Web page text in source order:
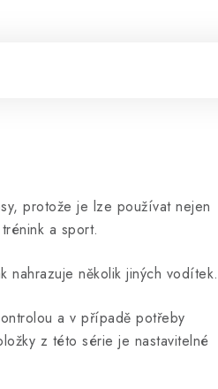
protože je lze používat nejen
a sport.
nahrazuje několik jiných vodítek.
a v případě potřeby
z této série je nastavitelné